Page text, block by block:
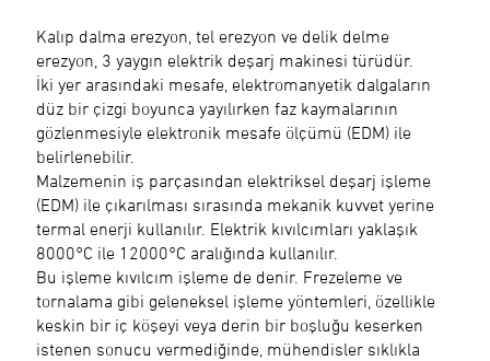
Kalıp dalma erezyon, tel erezyon ve delik delme
erezyon, 3 yaygın elektrik deşarj makinesi türüdür.
İki yer arasındaki mesafe, elektromanyetik dalgaların
düz bir çizgi boyunca yayılırken faz kaymalarının
gözlenmesiyle elektronik mesafe ölçümü (EDM) ile
belirlenebilir.
Malzemenin iş parçasından elektriksel deşarj işleme
(EDM) ile çıkarılması sırasında mekanik kuvvet yerine
termal enerji kullanılır. Elektrik kıvılcımları yaklaşık
8000°C ile 12000°C aralığında kullanılır.
Bu işleme kıvılcım işleme de denir. Frezeleme ve
tornalama gibi geleneksel işleme yöntemleri, özellikle
keskin bir iç köşeyi veya derin bir boşluğu keserken
istenen sonucu vermediğinde, mühendisler sıklıkla